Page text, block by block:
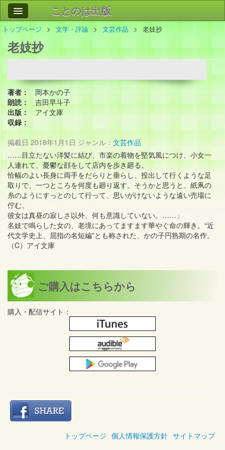
ことのは出版
作品
事業案内
トップページ 文学・評論 文芸作品 老妓抄
老妓抄
著者：
岡本かの子
朗読：
吉田早斗子
出版：
アイ文庫
収録：
掲載日 2018年1月1日 ジャンル： 文芸作品
……目立たない洋髪に結び、市楽の着物を堅気風につけ、小女一
人連れて、憂鬱な顔をして店内を歩き廻る。
恰幅のよい長身に両手をだらりと垂らし、投出して行くような足
取りで、一つところを何度も廻り返す。そうかと思うと、紙凧の
糸のようにすっとのして行って、思いがけないような遠い売場に
佇む。
彼女は真昼の寂しさ以外、何も意識していない。……」
名妓で鳴らした女の、老境にあってますます華やぐ命の輝き。“近
代文学史上、屈指の名短編”とも称された、かの子円熟期の名作。
（C）アイ文庫
ご購入はこちらから
購入・配信サイト：
トップページ 個人情報保護方針 サイトマップ